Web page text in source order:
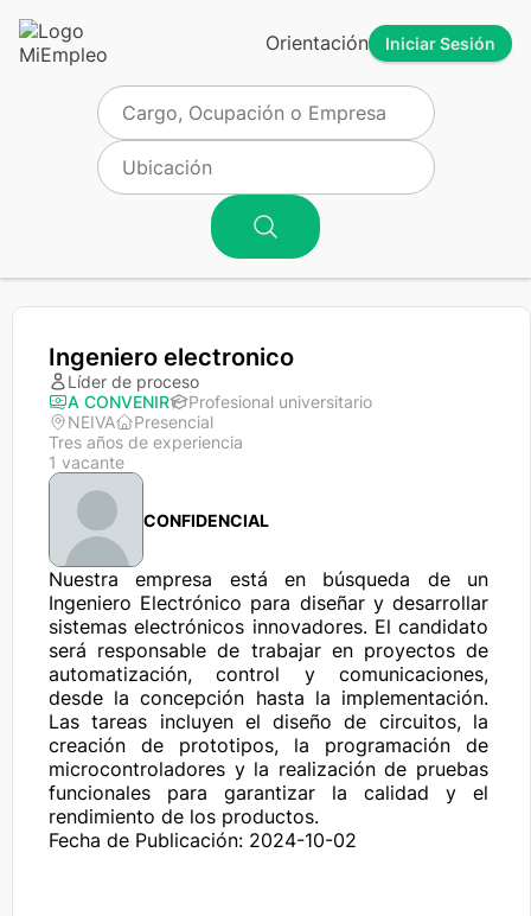
Orientación Iniciar Sesión
Ingeniero electronico
Líder de proceso
A CONVENIR
Profesional universitario
NEIVA
Presencial
Tres años de experiencia
1 vacante
CONFIDENCIAL
Nuestra empresa está en búsqueda de un
Ingeniero Electrónico para diseñar y desarrollar
sistemas electrónicos innovadores. El candidato
será responsable de trabajar en proyectos de
automatización, control y comunicaciones,
desde la concepción hasta la implementación.
Las tareas incluyen el diseño de circuitos, la
creación de prototipos, la programación de
microcontroladores y la realización de pruebas
funcionales para garantizar la calidad y el
rendimiento de los productos.
Fecha de Publicación: 2024-10-02